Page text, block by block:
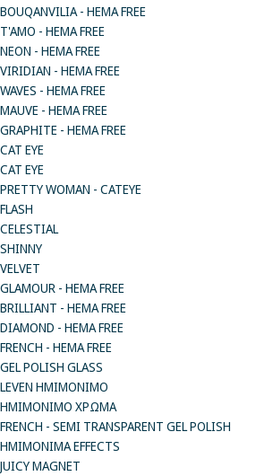
BOUQANVILIA - HEMA FREE
T'AMO - HEMA FREE
NEON - HEMA FREE
VIRIDIAN - HEMA FREE
WAVES - HEMA FREE
MAUVE - HEMA FREE
GRAPHITE - HEMA FREE
CAT EYE
CAT EYE
PRETTY WOMAN - CATEYE
FLASH
CELESTIAL
SHINNY
VELVET
GLAMOUR - HEMA FREE
BRILLIANT - HEMA FREE
DIAMOND - HEMA FREE
FRENCH - HEMA FREE
GEL POLISH GLASS
LEVEN ΗΜΙΜΟΝΙΜΟ
ΗΜΙΜΟΝΙΜΟ ΧΡΩΜΑ
FRENCH - SEMI TRANSPARENT GEL POLISH
HMIMONIMA EFFECTS
JUICY MAGNET